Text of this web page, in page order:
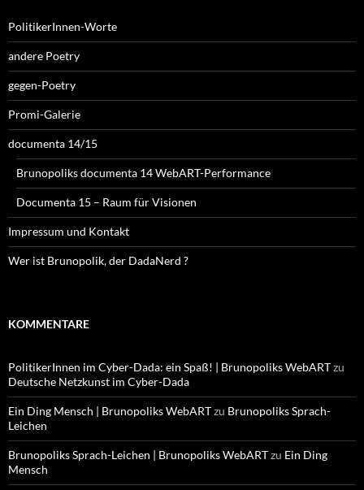
PolitikerInnen-Worte
andere Poetry
gegen-Poetry
Promi-Galerie
documenta 14/15
Brunopoliks documenta 14 WebART-Performance
Documenta 15 – Raum für Visionen
Impressum und Kontakt
Wer ist Brunopolik, der DadaNerd ?
KOMMENTARE
PolitikerInnen im Cyber-Dada: ein Spaß! | Brunopoliks WebARTzu
Deutsche Netzkunst im Cyber-Dada
Ein Ding Mensch | Brunopoliks WebARTzu Brunopoliks Sprach-
Leichen
Brunopoliks Sprach-Leichen | Brunopoliks WebARTzu Ein Ding
Mensch